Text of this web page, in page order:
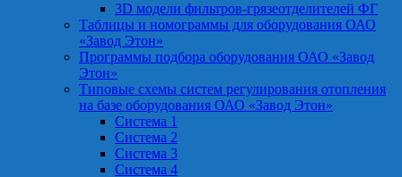
3D модели фильтров-грязеотделителей ФГ
Таблицы и номограммы для оборудования ОАО
«Завод Этон»
Программы подбора оборудования ОАО «Завод
Этон»
Типовые схемы систем регулирования отопления
на базе оборудования ОАО «Завод Этон»
Система 1
Система 2
Система 3
Система 4